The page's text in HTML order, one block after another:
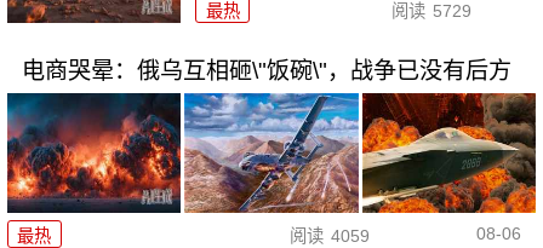
最热 阅读 5729
电商哭晕：俄乌互相砸\"饭碗\"，战争已没有后方
最热 阅读 4059 08-06